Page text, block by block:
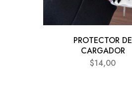
PROTECTOR DE
CARGADOR
$14,00